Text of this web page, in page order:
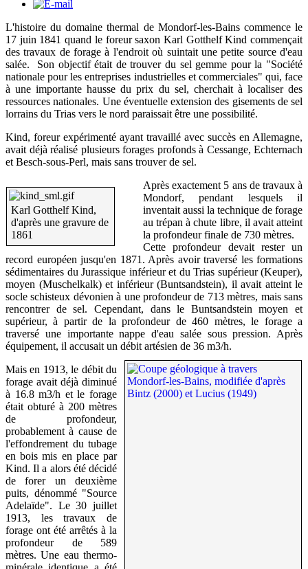
L'histoire du domaine thermal de Mondorf-les-Bains commence le
17 juin 1841 quand le foreur saxon Karl Gotthelf Kind commençait
des travaux de forage à l'endroit où suintait une petite source d'eau
salée. Son objectif était de trouver du sel gemme pour la "Société
nationale pour les entreprises industrielles et commerciales" qui, face
à une importante hausse du prix du sel, cherchait à localiser des
ressources nationales. Une éventuelle extension des gisements de sel
lorrains du Trias vers le nord paraissait être une possibilité.
Kind, foreur expérimenté ayant travaillé avec succès en Allemagne,
avait déjà réalisé plusieurs forages profonds à Cessange, Echternach
et Besch-sous-Perl, mais sans trouver de sel.
Karl Gotthelf Kind,
d'après une gravure de
1861
Après exactement 5 ans de travaux à
Mondorf, pendant lesquels il
inventait aussi la technique de forage
au trépan à chute libre, il avait atteint
la profondeur finale de 730 mètres.
Cette profondeur devait rester un
record européen jusqu'en 1871. Après avoir traversé les formations
sédimentaires du Jurassique inférieur et du Trias supérieur (Keuper),
moyen (Muschelkalk) et inférieur (Buntsandstein), il avait atteint le
socle schisteux dévonien à une profondeur de 713 mètres, mais sans
rencontrer de sel. Cependant, dans le Buntsandstein moyen et
supérieur, à partir de la profondeur de 460 mètres, le forage a
traversé une importante nappe d'eau salée sous pression. Après
équipement, il accusait un débit artésien de 36 m3/h.
Mais en 1913, le débit du
forage avait déjà diminué
à 16.8 m3/h et le forage
était obturé à 200 mètres
de profondeur,
probablement à cause de
l'effondrement du tubage
en bois mis en place par
Kind. Il a alors été décidé
de forer un deuxième
puits, dénommé "Source
Adelaïde". Le 30 juillet
1913, les travaux de
forage ont été arrêtés à la
profondeur de 589
mètres. Une eau thermo-